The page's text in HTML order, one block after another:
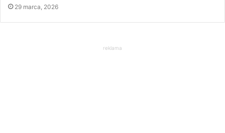
29 marca, 2026
reklama